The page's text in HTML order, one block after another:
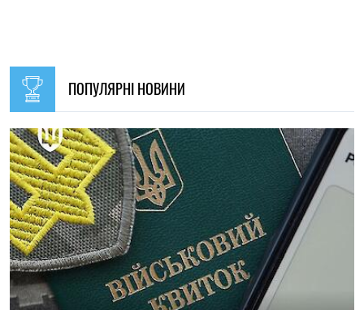
В Україні з 1 серпня оновлять окремі норми мобілізації:
що зміниться для громадян
Ірина Де Люсто